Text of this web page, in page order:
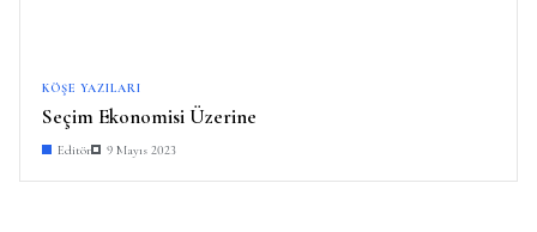
KÖŞE YAZILARI
Seçim Ekonomisi Üzerine
Editör 9 Mayıs 2023